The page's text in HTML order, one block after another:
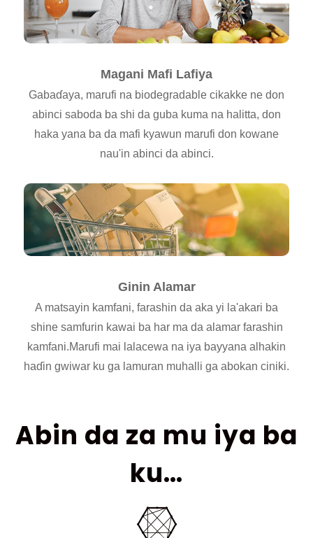
Magani Mafi Lafiya
Gabaɗaya, marufi na biodegradable cikakke ne don
abinci saboda ba shi da guba kuma na halitta, don
haka yana ba da mafi kyawun marufi don kowane
nau'in abinci da abinci.
Ginin Alamar
A matsayin kamfani, farashin da aka yi la'akari ba
shine samfurin kawai ba har ma da alamar farashin
kamfani.Marufi mai lalacewa na iya bayyana alhakin
haɗin gwiwar ku ga lamuran muhalli ga abokan ciniki.
Abin da za mu iya ba
ku…